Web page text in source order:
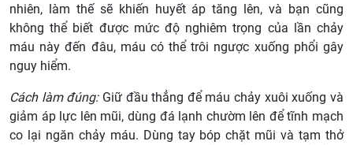
nhiên, làm thế sẽ khiến huyết áp tăng lên, và bạn cũng
không thể biết được mức độ nghiêm trọng của lần chảy
máu này đến đâu, máu có thể trôi ngược xuống phổi gây
nguy hiểm.
Cách làm đúng:Giữ đầu thẳng để máu chảy xuôi xuống và
giảm áp lực lên mũi, dùng đá lạnh chườm lên để tĩnh mạch
co lại ngăn chảy máu. Dùng tay bóp chặt mũi và tạm thở